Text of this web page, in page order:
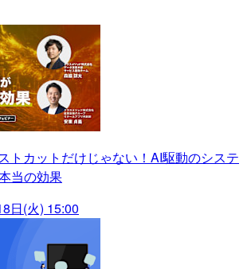
トカットだけじゃない！AI駆動のシステ
当の効果
日(火) 15:00